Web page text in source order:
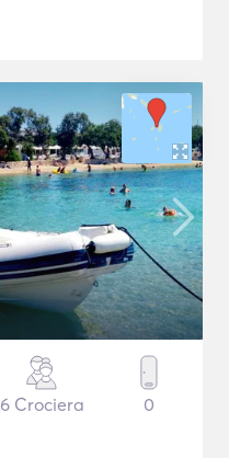
6 Crociera 0